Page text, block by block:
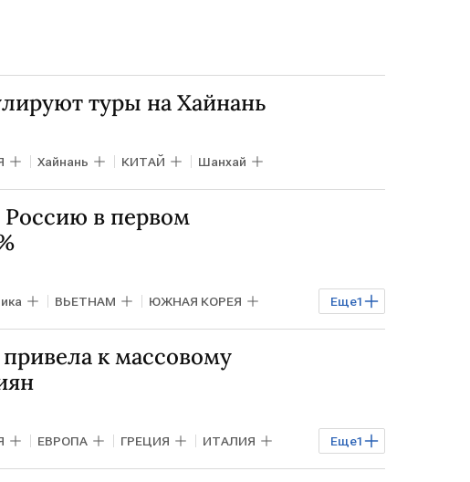
туры на Хайнань
Хайнань КИТАЙ Шанхай
Россию в первом
Еще1
ВЬЕТНАМ ЮЖНАЯ КОРЕЯ
к массовому
Еще1
ЕВРОПА ГРЕЦИЯ ИТАЛИЯ